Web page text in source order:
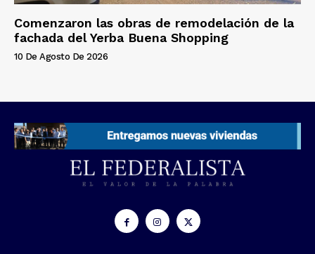
Comenzaron las obras de remodelación de la
fachada del Yerba Buena Shopping
10 De Agosto De 2026